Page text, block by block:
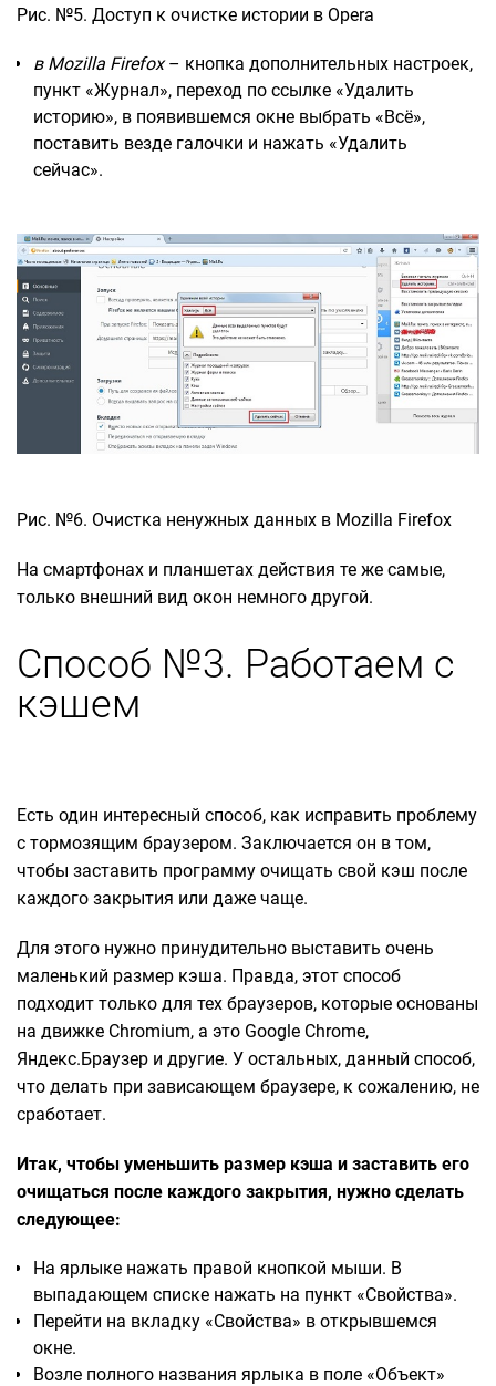
Рис. №5. Доступ к очистке истории в Opera
в Mozilla Firefox– кнопка дополнительных настроек,
пункт «Журнал», переход по ссылке «Удалить
историю», в появившемся окне выбрать «Всё»,
поставить везде галочки и нажать «Удалить
сейчас».
Рис. №6. Очистка ненужных данных в Mozilla Firefox
На смартфонах и планшетах действия те же самые,
только внешний вид окон немного другой.
Способ №3. Работаем с
кэшем
Есть один интересный способ, как исправить проблему
с тормозящим браузером. Заключается он в том,
чтобы заставить программу очищать свой кэш после
каждого закрытия или даже чаще.
Для этого нужно принудительно выставить очень
маленький размер кэша. Правда, этот способ
подходит только для тех браузеров, которые основаны
на движке Chromium, а это Google Chrome,
Яндекс.Браузер и другие. У остальных, данный способ,
что делать при зависающем браузере, к сожалению, не
сработает.
Итак, чтобы уменьшить размер кэша и заставить его
очищаться после каждого закрытия, нужно сделать
следующее:
На ярлыке нажать правой кнопкой мыши. В
выпадающем списке нажать на пункт «Свойства».
Перейти на вкладку «Свойства» в открывшемся
окне.
Возле полного названия ярлыка в поле «Объект»